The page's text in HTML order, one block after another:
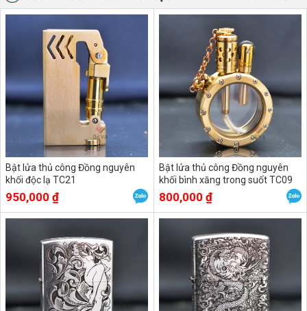
Bật lửa thủ công Đồng nguyên
khối độc lạ TC21
950,000 ₫
Bật lửa thủ công Đồng nguyên
khối bình xăng trong suốt TC09
800,000 ₫